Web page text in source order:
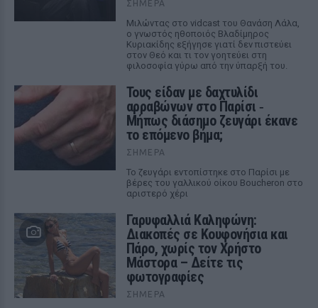
ΣΉΜΕΡΑ
Μιλώντας στο vidcast του Θανάση Λάλα,
ο γνωστός ηθοποιός Βλαδίμηρος
Κυριακίδης εξήγησε γιατί δεν πιστεύει
στον Θεό και τι τον γοητεύει στη
φιλοσοφία γύρω από την ύπαρξή του.
Τους είδαν με δαχτυλίδι
αρραβώνων στο Παρίσι ‑
Μήπως διάσημο ζευγάρι έκανε
το επόμενο βήμα;
ΣΉΜΕΡΑ
Το ζευγάρι εντοπίστηκε στο Παρίσι με
βέρες του γαλλικού οίκου Boucheron στο
αριστερό χέρι
Γαρυφαλλιά Καληφώνη:
Διακοπές σε Κουφονήσια και
Πάρο, χωρίς τον Χρήστο
Μάστορα – Δείτε τις
φωτογραφίες
ΣΉΜΕΡΑ